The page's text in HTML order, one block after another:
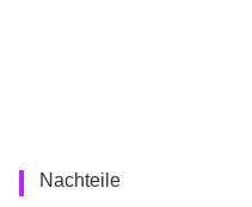
Nachteile